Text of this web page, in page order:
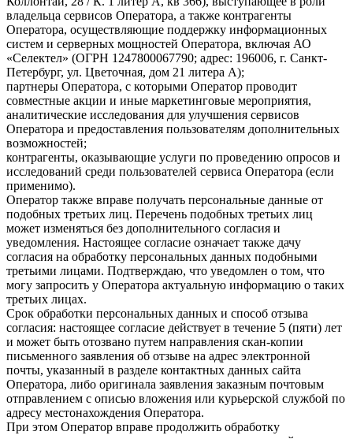
владельца сервисов Оператора, а также контрагенты
Оператора, осуществляющие поддержку информационных
систем и серверных мощностей Оператора, включая АО
«Селектел» (ОГРН 1247800067790; адрес: 196006, г. Санкт-
Петербург, ул. Цветочная, дом 21 литера А);
партнеры Оператора, с которыми Оператор проводит
совместные акции и иные маркетинговые мероприятия,
аналитические исследования для улучшения сервисов
Оператора и предоставления пользователям дополнительных
возможностей;
контрагенты, оказывающие услуги по проведению опросов и
исследований среди пользователей сервиса Оператора (если
применимо).
Оператор также вправе получать персональные данные от
подобных третьих лиц. Перечень подобных третьих лиц
может изменяться без дополнительного согласия и
уведомления. Настоящее согласие означает также дачу
согласия на обработку персональных данных подобными
третьими лицами. Подтверждаю, что уведомлен о том, что
могу запросить у Оператора актуальную информацию о таких
третьих лицах.
Срок обработки персональных данных и способ отзыва
согласия: настоящее согласие действует в течение 5 (пяти) лет
и может быть отозвано путем направления скан-копии
письменного заявления об отзыве на адрес электронной
почты, указанный в разделе контактных данных сайта
Оператора, либо оригинала заявления заказным почтовым
отправлением с описью вложения или курьерской службой по
адресу местонахождения Оператора.
При этом Оператор вправе продолжить обработку